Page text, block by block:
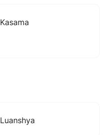
Kasama
Luanshya